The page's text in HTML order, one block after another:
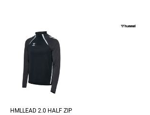
HMLLEAD 2.0 HALF ZIP